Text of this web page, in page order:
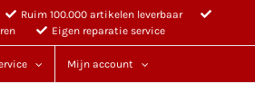
Ruim 100.000 artikelen leverbaar
Eigen reparatie service
Mijn account